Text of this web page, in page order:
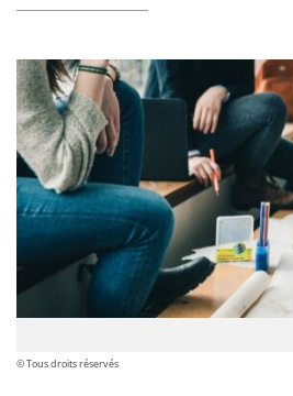
© Tous droits réservés